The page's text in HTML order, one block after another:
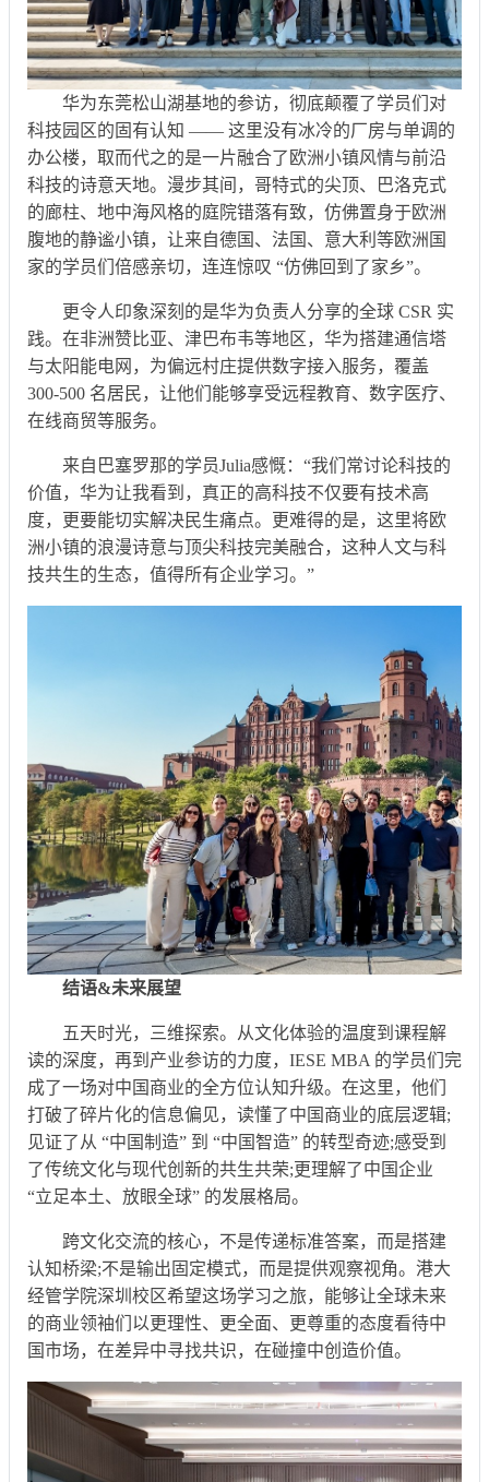
华为东莞松山湖基地的参访，彻底颠覆了学员们对
科技园区的固有认知 —— 这里没有冰冷的厂房与单调的
办公楼，取而代之的是一片融合了欧洲小镇风情与前沿
科技的诗意天地。漫步其间，哥特式的尖顶、巴洛克式
的廊柱、地中海风格的庭院错落有致，仿佛置身于欧洲
腹地的静谧小镇，让来自德国、法国、意大利等欧洲国
家的学员们倍感亲切，连连惊叹 “仿佛回到了家乡”。
更令人印象深刻的是华为负责人分享的全球 CSR 实
践。在非洲赞比亚、津巴布韦等地区，华为搭建通信塔
与太阳能电网，为偏远村庄提供数字接入服务，覆盖
300-500 名居民，让他们能够享受远程教育、数字医疗、
在线商贸等服务。
来自巴塞罗那的学员Julia感慨：“我们常讨论科技的
价值，华为让我看到，真正的高科技不仅要有技术高
度，更要能切实解决民生痛点。更难得的是，这里将欧
洲小镇的浪漫诗意与顶尖科技完美融合，这种人文与科
技共生的生态，值得所有企业学习。”
结语&未来展望
五天时光，三维探索。从文化体验的温度到课程解
读的深度，再到产业参访的力度，IESE MBA 的学员们完
成了一场对中国商业的全方位认知升级。在这里，他们
打破了碎片化的信息偏见，读懂了中国商业的底层逻辑;
见证了从 “中国制造” 到 “中国智造” 的转型奇迹;感受到
了传统文化与现代创新的共生共荣;更理解了中国企业
“立足本土、放眼全球” 的发展格局。
跨文化交流的核心，不是传递标准答案，而是搭建
认知桥梁;不是输出固定模式，而是提供观察视角。港大
经管学院深圳校区希望这场学习之旅，能够让全球未来
的商业领袖们以更理性、更全面、更尊重的态度看待中
国市场，在差异中寻找共识，在碰撞中创造价值。